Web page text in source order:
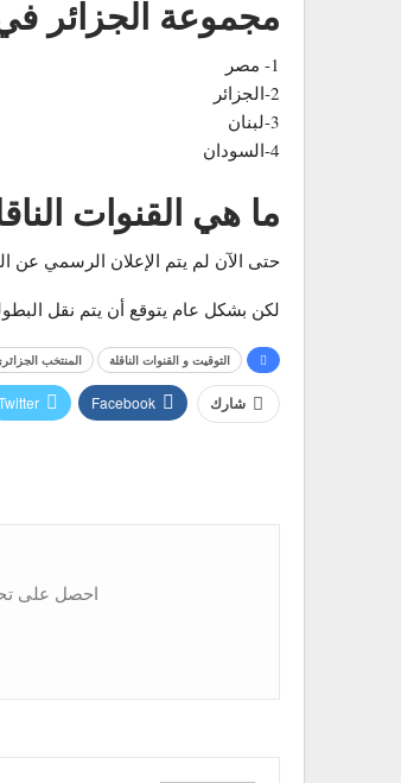
مجموعة الجزائر في
1- مصر
2-الجزائر
3-لبنان
4-السودان
ما هي القنوات
حتى الآن لم يتم الإعلان الرسمي عن
لكن بشكل عام يتوقع أن يتم نقل
التوقيت و القنوات الناقلة المنتخب
شارك Facebook
احصل على